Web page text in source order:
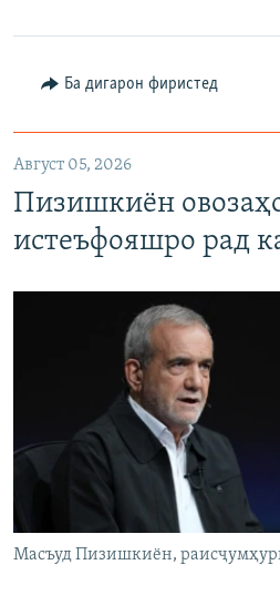
Ба дигарон фиристед
Август 05, 2026
Пизишкиён
истеъфояшро рад
Масъуд Пизишкиён,